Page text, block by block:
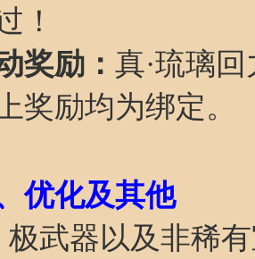
！
奖励： 真·琉璃
奖励均为绑定。
优化及其他
极武器以及非稀